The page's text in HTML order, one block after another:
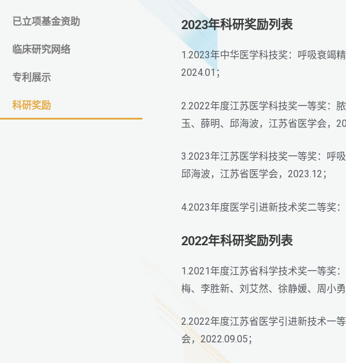
已立项基金资助
临床研究网络
专利展示
科研奖励
2023年科研奖励列表
1.2023年中华医学科技奖：呼吸衰竭
2024.01；
2.2022年度江苏医学科技奖一等奖：
玉、薛明、邱海波，江苏省医学会，
3.2023年江苏医学科技奖一等奖：呼
邱海波，江苏省医学会，2023.12；
4.2023年度医学引进新技术奖二等奖
2022年科研奖励列表
1.2021年度江苏省科学技术奖一等奖
梅、李胜新、刘艾然、徐静媛、周小
2.2022年度江苏省医学引进新技术一
会，2022.09.05；